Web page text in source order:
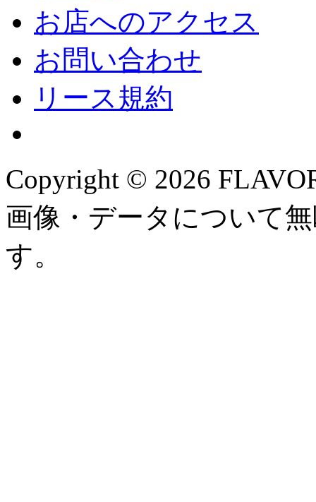
お店へのアクセス
お問い合わせ
リース規約
Copyright © 2026
画像・データについて
す。